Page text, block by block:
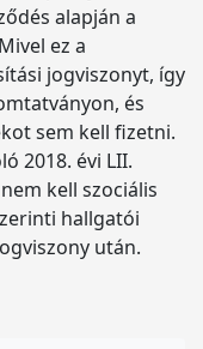
alapján a
ez a
jogviszonyt, így
és
sem kell fizetni.
2018. évi LII.
kell szociális
hallgatói
után.